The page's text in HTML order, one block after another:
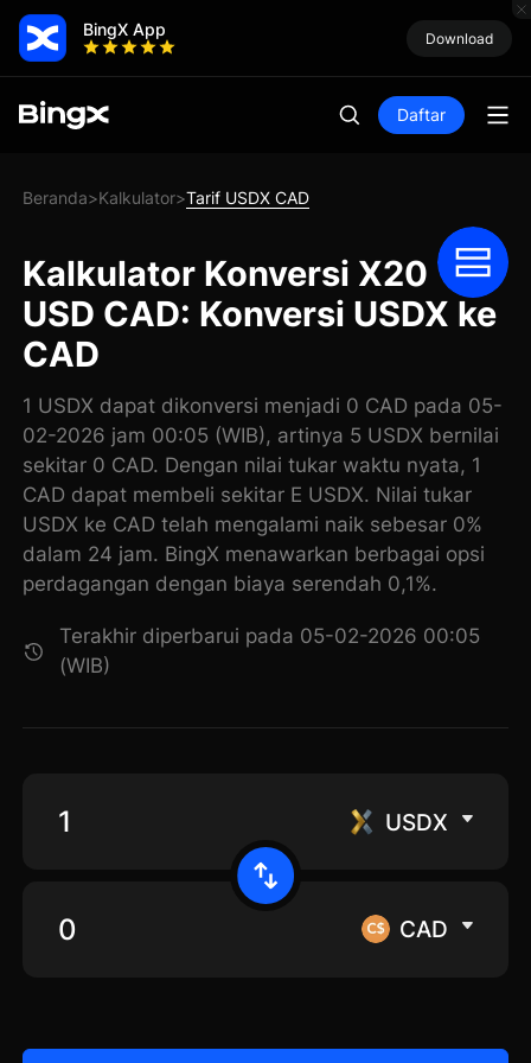
BingX App Download
Daftar
Beranda>Kalkulator>Tarif USDX CAD
Kalkulator Konversi X20
USD CAD: Konversi USDX ke
CAD
1 USDX dapat dikonversi menjadi 0 CAD pada 05-
02-2026 jam 00:05 (WIB), artinya 5 USDX bernilai
sekitar 0 CAD. Dengan nilai tukar waktu nyata, 1
CAD dapat membeli sekitar E USDX. Nilai tukar
USDX ke CAD telah mengalami naik sebesar 0%
dalam 24 jam. BingX menawarkan berbagai opsi
perdagangan dengan biaya serendah 0,1%.
Terakhir diperbarui pada 05-02-2026 00:05
(WIB)
USDX
CAD